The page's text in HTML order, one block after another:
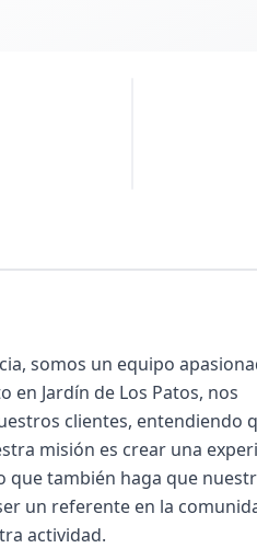
somos un equipo
en Jardín de Los Patos, nos
clientes, entendiendo
misión es crear una
que también haga que
un referente en la
actividad.